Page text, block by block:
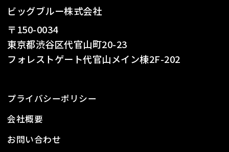
ビッグブルー株式会社
〒150-0034
東京都渋谷区代官山町20-23
フォレストゲート代官山メイン棟2F-202
プライバシーポリシー
会社概要
お問い合わせ